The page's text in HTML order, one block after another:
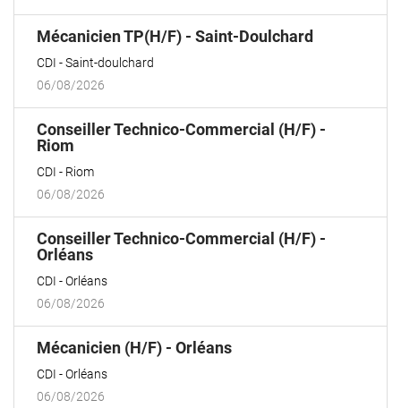
Mécanicien TP(H/F) - Saint-Doulchard(Nouvelle
CDI
Saint-doulchard
06/08/2026
Conseiller Technico-Commercial (H/F) -
Riom
CDI
Riom
06/08/2026
Conseiller Technico-Commercial (H/F) -
Orléans(Nouvelle
CDI
Orléans
06/08/2026
Mécanicien (H/F) - Orléans(Nouvelle
CDI
Orléans
06/08/2026